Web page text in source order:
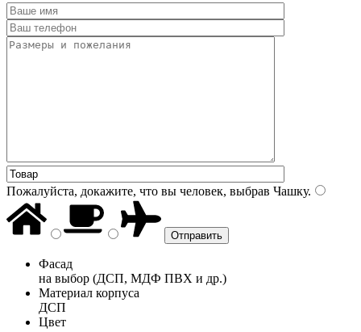
Пожалуйста, докажите, что вы человек, выбрав Чашку.
Фасад
на выбор (ДСП, МДФ ПВХ и др.)
Материал корпуса
ДСП
Цвет